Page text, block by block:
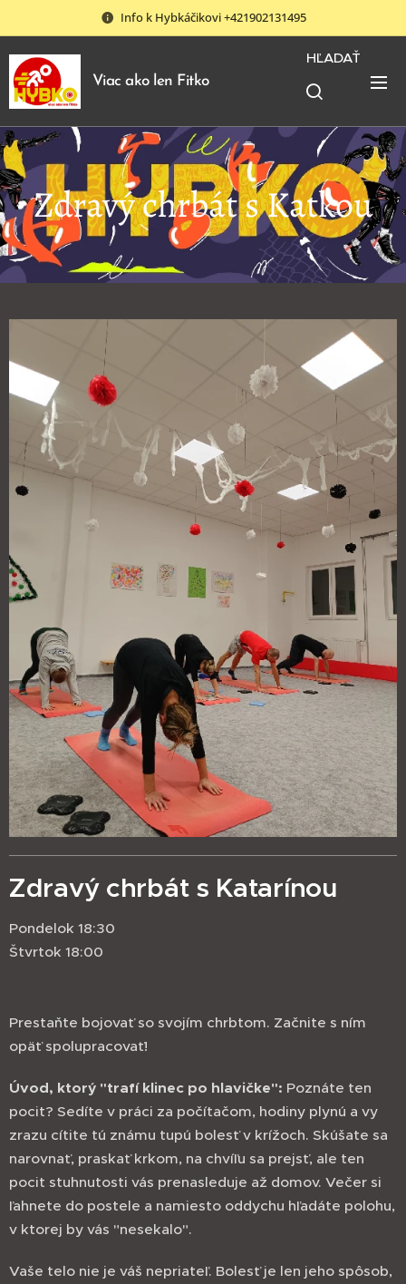
Info k Hybkáčikovi +421902131495
Viac ako len Fitko
HĽADAŤ
Zdravý chrbát s Katkou
Zdravý chrbát s Katarínou
Pondelok 18:30
Štvrtok 18:00
Prestaňte bojovať so svojím chrbtom. Začnite s ním
opäť spolupracovať!
Úvod, ktorý "trafí klinec po hlavičke": Poznáte ten
pocit? Sedíte v práci za počítačom, hodiny plynú a vy
zrazu cítite tú známu tupú bolesť v krížoch. Skúšate sa
narovnať, praskať krkom, na chvíľu sa prejsť, ale ten
pocit stuhnutosti vás prenasleduje až domov. Večer si
ľahnete do postele a namiesto oddychu hľadáte polohu,
v ktorej by vás "nesekalo".
Vaše telo nie je váš nepriateľ. Bolesť je len jeho spôsob,